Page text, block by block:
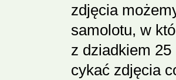
zdjęcia
samolotu, w
z dziadkiem
cykać zdjęcia